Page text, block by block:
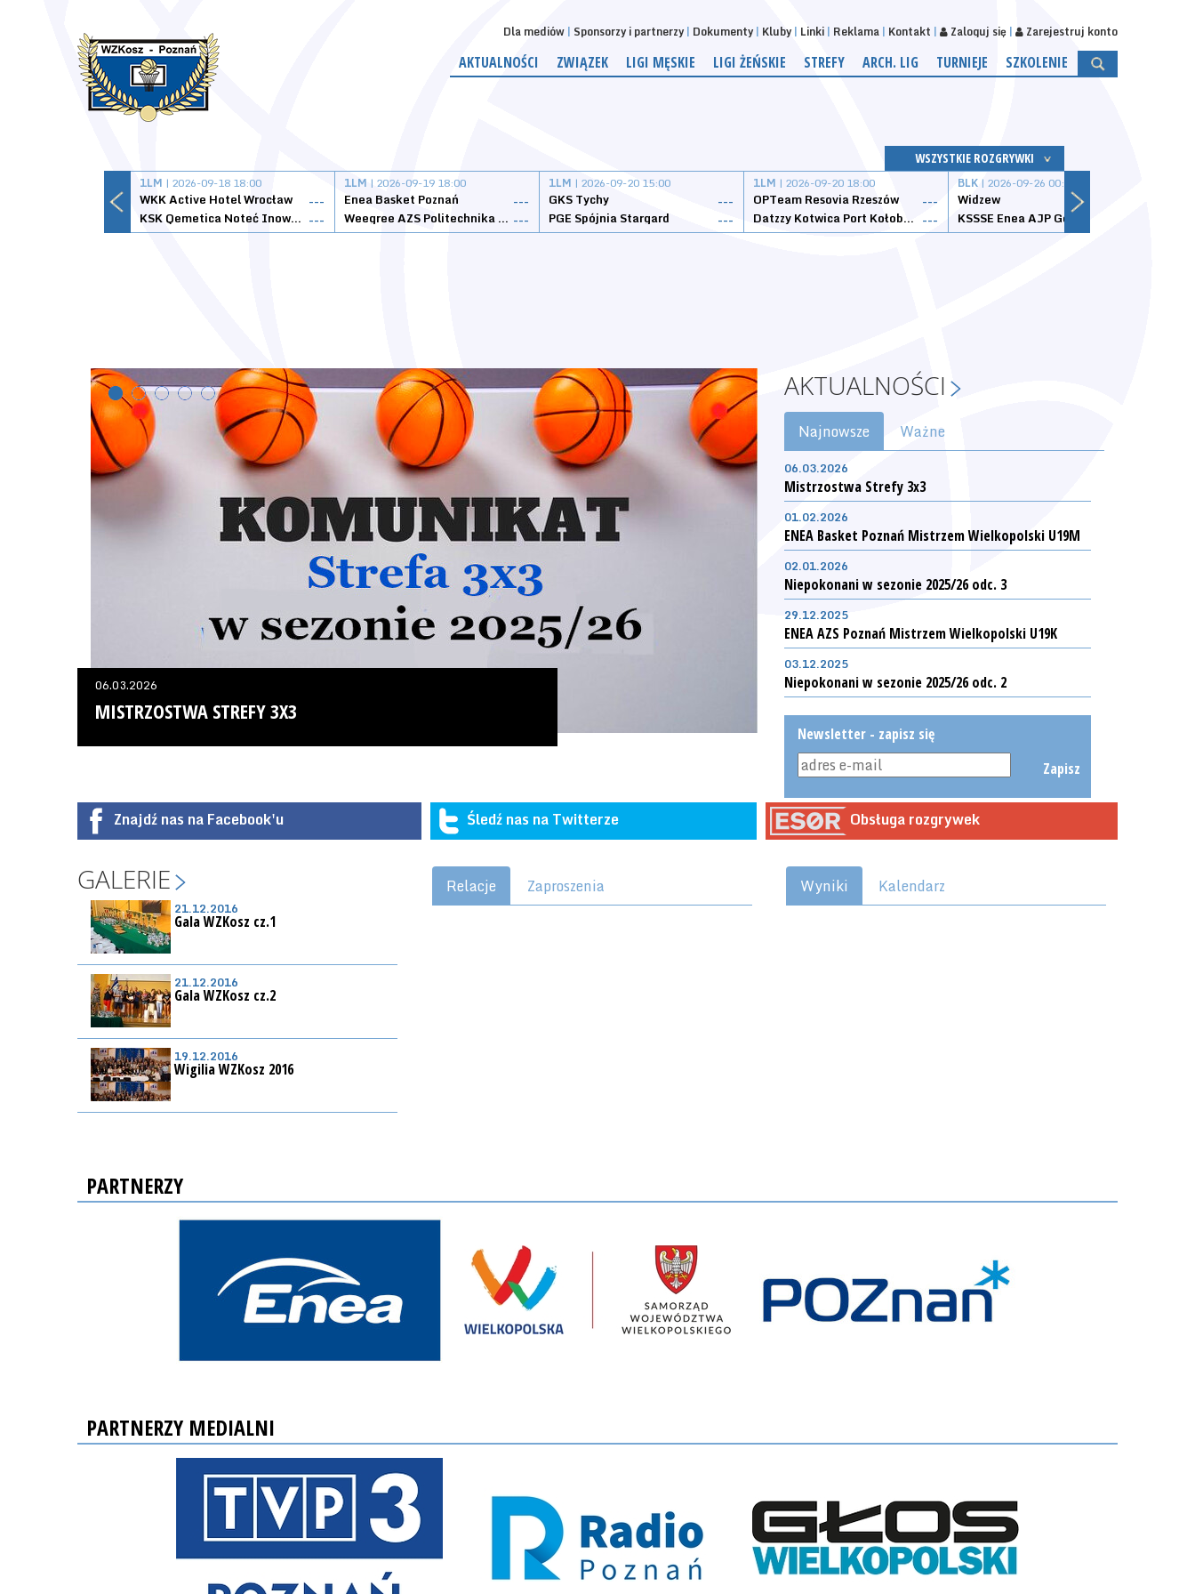
Dla mediów Sponsorzy i partnerzy Dokumenty Kluby Linki Reklama Kontakt Zaloguj się Zarejestruj konto
AKTUALNOŚCI ZWIĄZEK LIGI MĘSKIE LIGI ŻEŃSKIE STREFY ARCH. LIG TURNIEJE SZKOLENIE
WSZYSTKIE ROZGRYWKI
1LM | 2026-09-18 18:00
WKK Active Hotel Wrocław
---
KSK Qemetica Noteć Inowrocław ---
1LM | 2026-09-19 18:00
Enea Basket Poznań
---
Weegree AZS Politechnika Opolska ---
1LM | 2026-09-20 15:00
GKS Tychy
---
PGE Spójnia Stargard
---
1LM | 2026-09-20 18:00
OPTeam Resovia Rzeszów
---
Datzzy Kotwica Port Kołobrzeg ---
BLK | 2026-09-26 00:00
Widzew
06.03.2026
MISTRZOSTWA STREFY 3X3
AKTUALNOŚCI
Najnowsze Ważne
06.03.2026
Mistrzostwa Strefy 3x3
01.02.2026
ENEA Basket Poznań Mistrzem Wielkopolski U19M
02.01.2026
Niepokonani w sezonie 2025/26 odc. 3
29.12.2025
ENEA AZS Poznań Mistrzem Wielkopolski U19K
03.12.2025
Niepokonani w sezonie 2025/26 odc. 2
Newsletter - zapisz się
Zapisz
Znajdź nas na Facebook'u Śledź nas na Twitterze Obsługa rozgrywek
GALERIE
21.12.2016
Gala WZKosz cz.1
21.12.2016
Gala WZKosz cz.2
19.12.2016
Wigilia WZKosz 2016
Relacje Zaproszenia Wyniki Kalendarz
PARTNERZY
PARTNERZY MEDIALNI